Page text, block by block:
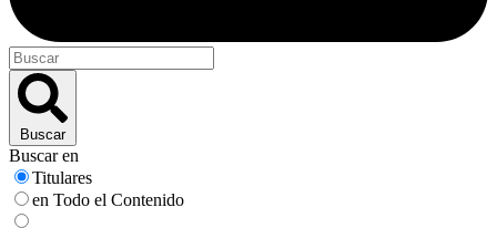
Buscar
Buscar en
Titulares
en Todo el Contenido